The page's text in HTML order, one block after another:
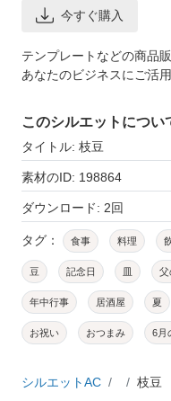
今すぐ購入
テンプレートなどの商品
あなたのビジネスにご活用
このシルエットについ
タイトル: 枝豆
素材のID: 198864
ダウンロード: 2回
タグ： 食事 料理
豆 記念日 皿 父
年中行事 居酒屋 夏
お祝い おつまみ 6月
シルエットAC 枝豆